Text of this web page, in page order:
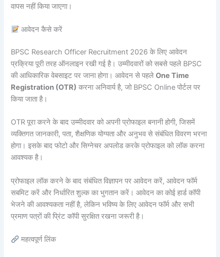
वापस नहीं किया जाएगा।
आवेदन कैसे करें
BPSC Research Officer Recruitment 2026 के लिए आवेदन
प्रक्रिया पूरी तरह ऑनलाइन रखी गई है। उम्मीदवारों को सबसे पहले BPSC
की आधिकारिक वेबसाइट पर जाना होगा। आवेदन से पहलेOne Time
Registration (OTR) करना अनिवार्य है, जो BPSC Online पोर्टल पर
किया जाता है।
OTR पूरा करने के बाद उम्मीदवार को अपनी प्रोफाइल बनानी होगी, जिसमें
व्यक्तिगत जानकारी, पता, शैक्षणिक योग्यता और अनुभव से संबंधित विवरण भरना
होगा। इसके बाद फोटो और सिग्नेचर अपलोड करके प्रोफाइल को लॉक करना
आवश्यक है।
प्रोफाइल लॉक करने के बाद संबंधित विज्ञापन पर आवेदन करें, आवेदन फॉर्म
सबमिट करें और निर्धारित शुल्क का भुगतान करें। आवेदन का कोई हार्ड कॉपी
भेजने की आवश्यकता नहीं है, लेकिन भविष्य के लिए आवेदन फॉर्म और सभी
प्रमाण पत्रों की प्रिंट कॉपी सुरक्षित रखना जरूरी है।
महत्वपूर्ण लिंक